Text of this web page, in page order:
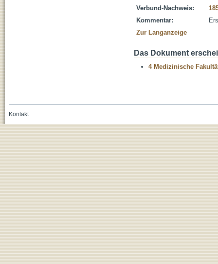
Verbund-Nachweis:
Kommentar:
Zur Langanzeige
Das Dokument
4 Medizinische
Kontakt